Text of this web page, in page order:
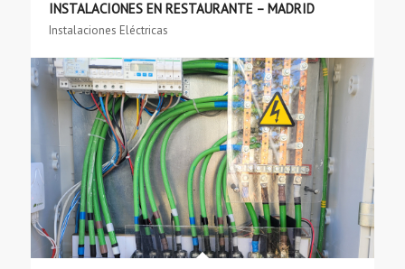
INSTALACIONES EN RESTAURANTE – MADRID
Instalaciones Eléctricas